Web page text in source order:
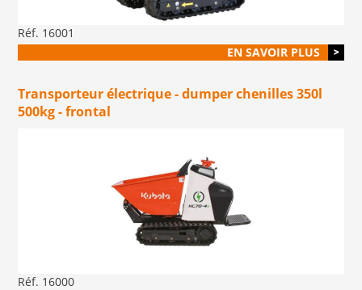
Réf. 16001
EN SAVOIR PLUS
Transporteur électrique - dumper chenilles 350l
500kg - frontal
Réf. 16000